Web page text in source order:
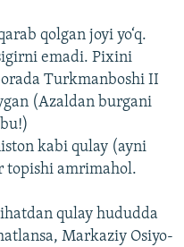
qolgan joyi yo‘q.
emadi. Pixini
Turkmanboshi II
(Azaldan burgani
kabi qulay (ayni
topishi amrimahol.
qulay hududda
Markaziy Osiyo-